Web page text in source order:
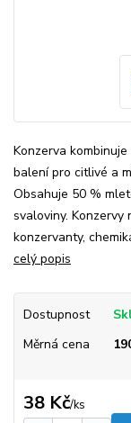
Konzerva
balení pro citlivé a
Obsahuje 50 %
svaloviny. Konzervy
konzervanty,
celý popis
Dostupnost
Měrná cena
38 Kč/ks